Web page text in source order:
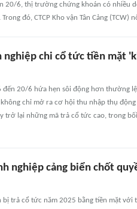
20/6, thị trường chứng khoán có nhiều
đó, CTCP Kho vận Tân Cảng
nghiệp chi cổ tức tiền mặt
đến 20/6 hứa hẹn sôi động hơn thường
chỉ mở ra cơ hội thu nhập thụ
trở lại những mã trả cổ tức cao, trong
nghiệp cảng biển chốt
bị trả cổ tức năm 2025 bằng tiền mặt